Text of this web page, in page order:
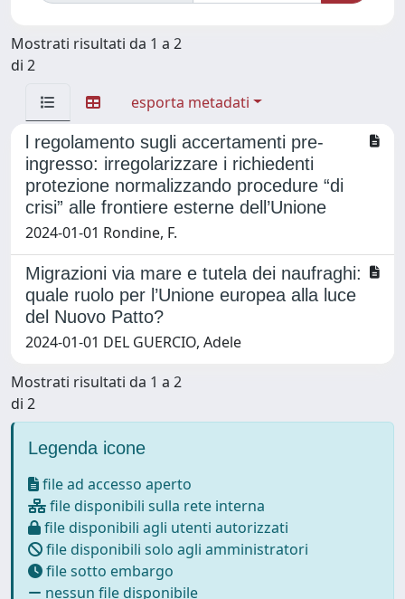
Mostrati risultati da 1 a 2
di 2
esporta metadati
l regolamento sugli accertamenti pre-
ingresso: irregolarizzare i richiedenti
protezione normalizzando procedure “di
crisi” alle frontiere esterne dell’Unione
2024-01-01 Rondine, F.
Migrazioni via mare e tutela dei naufraghi:
quale ruolo per l’Unione europea alla luce
del Nuovo Patto?
2024-01-01 DEL GUERCIO, Adele
Mostrati risultati da 1 a 2
di 2
Legenda icone
file ad accesso aperto
file disponibili sulla rete interna
file disponibili agli utenti autorizzati
file disponibili solo agli amministratori
file sotto embargo
nessun file disponibile